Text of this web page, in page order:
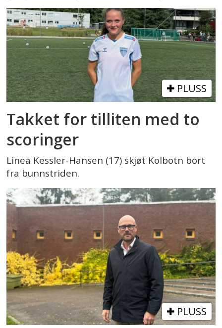
PLUSS
Takket for tilliten med to
scoringer
Linea Kessler-Hansen (17) skjøt Kolbotn bort
fra bunnstriden.
PLUSS